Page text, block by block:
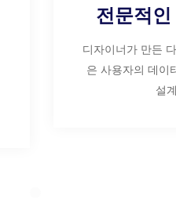
전문적
디자이너가 만든
은 사용자의 데이
설